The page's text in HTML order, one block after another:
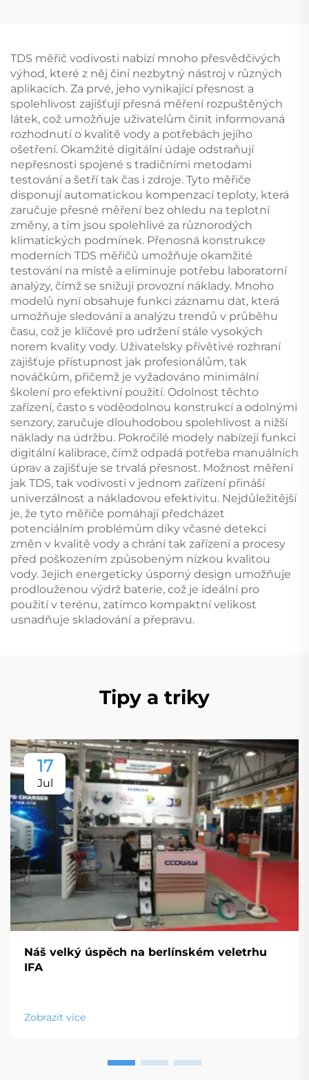
TDS měřič vodivosti nabízí mnoho přesvědčivých
výhod, které z něj činí nezbytný nástroj v různých
aplikacích. Za prvé, jeho vynikající přesnost a
spolehlivost zajišťují přesná měření rozpuštěných
látek, což umožňuje uživatelům činit informovaná
rozhodnutí o kvalitě vody a potřebách jejího
ošetření. Okamžité digitální údaje odstraňují
nepřesnosti spojené s tradičními metodami
testování a šetří tak čas i zdroje. Tyto měřiče
disponují automatickou kompenzací teploty, která
zaručuje přesné měření bez ohledu na teplotní
změny, a tím jsou spolehlivé za různorodých
klimatických podmínek. Přenosná konstrukce
moderních TDS měřičů umožňuje okamžité
testování na místě a eliminuje potřebu laboratorní
analýzy, čímž se snižují provozní náklady. Mnoho
modelů nyní obsahuje funkci záznamu dat, která
umožňuje sledování a analýzu trendů v průběhu
času, což je klíčové pro udržení stále vysokých
norem kvality vody. Uživatelsky přívětivé rozhraní
zajišťuje přístupnost jak profesionálům, tak
nováčkům, přičemž je vyžadováno minimální
školení pro efektivní použití. Odolnost těchto
zařízení, často s voděodolnou konstrukcí a odolnými
senzory, zaručuje dlouhodobou spolehlivost a nižší
náklady na údržbu. Pokročilé modely nabízejí funkci
digitální kalibrace, čímž odpadá potřeba manuálních
úprav a zajišťuje se trvalá přesnost. Možnost měření
jak TDS, tak vodivosti v jednom zařízení přináší
univerzálnost a nákladovou efektivitu. Nejdůležitější
je, že tyto měřiče pomáhají předcházet
potenciálním problémům díky včasné detekci
změn v kvalitě vody a chrání tak zařízení a procesy
před poškozením způsobeným nízkou kvalitou
vody. Jejich energeticky úsporný design umožňuje
prodlouženou výdrž baterie, což je ideální pro
použití v terénu, zatímco kompaktní velikost
usnadňuje skladování a přepravu.
Tipy a triky
17
Jul
Náš velký úspěch na berlínském veletrhu
IFA
Zobrazit více